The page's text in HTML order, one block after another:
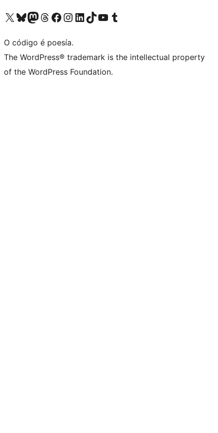
Visita la cuenta de X (anteriormente Twitter)
Visita a nosa conta de Bluesky
Visita a nosa conta de Mastodon
Visita a nosa conta de Threads
Visita a nosa páxina de Facebook
Visita a nosa conta de Instagram
Visita a nosa conta de LinkedIn
Visita a nosa conta de TikTok
Visita a nosa canle de YouTube
Visita a nosa conta de Tumblr
O código é poesía.
The WordPress® trademark is the intellectual property
of the WordPress Foundation.